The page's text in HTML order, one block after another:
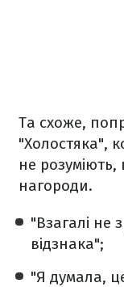
Та схоже,
"Холостяка",
не
нагороди.
"Взагалі не
відзнака";
"Я думала,